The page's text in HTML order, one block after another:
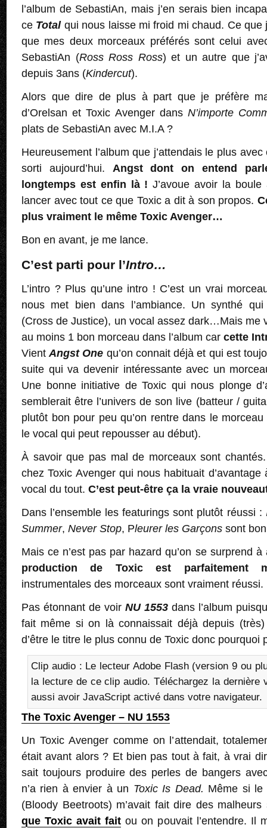
l’album de SebastiAn, mais j’en serais bien
ce Totalqui nous laisse mi froid mi chaud. Ce que
que mes deux morceaux préférés sont celui
SebastiAn (Ross Ross Ross) et un autre que
depuis 3ans (Kindercut).
Alors que dire de plus à part que je préfère
d’Orelsan et Toxic Avenger dansN’importe
plats de SebastiAn avec M.I.A ?
Heureusement l’album que j’attendais le plus
sorti aujourd’hui. Angst dont on entend
longtemps est enfin là ! J’avoue avoir la
lancer avec tout ce que Toxic a dit à son propos.
plus vraiment le même Toxic Avenger…
Bon en avant, je me lance.
C’est parti pour l’Intro…
L’intro ? Plus qu’une intro ! C’est un vrai
nous met bien dans l’ambiance. Un synthé
(Cross de Justice), un vocal assez dark…Mais me
au moins 1 bon morceau dans l’album car cette
VientAngst One qu’on connait déjà et qui est
suite qui va devenir intéressante avec un
Une bonne initiative de Toxic qui nous plonge
semblerait être l’univers de son live (batteur /
plutôt bon pour peu qu’on rentre dans le
le vocal qui peut repousser au début).
À savoir que pas mal de morceaux sont
chez Toxic Avenger qui nous habituait
vocal du tout. C’est peut-être ça la vraie
Dans l’ensemble les featurings sont plutôt réussi :
Summer, Never Stop, Pleurer les Garçons sont
Mais ce n’est pas par hazard qu’on se surprend
production de Toxic est parfaitement
instrumentales des morceaux sont vraiment réussi.
Pas étonnant de voir NU 1553 dans l’album
fait même si on là connaissait déjà depuis (très)
d’être le titre le plus connu de Toxic donc pourquoi
Clip audio : Le lecteur Adobe Flash (version 9 ou
la lecture de ce clip audio. Téléchargez la dernière
aussi avoir JavaScript activé dans votre navigateur.
The Toxic Avenger – NU 1553
Un Toxic Avenger comme on l’attendait,
était avant alors ? Et bien pas tout à fait, à vrai
sait toujours produire des perles de bangers
n’a rien à envier à un Toxic Is Dead. Même si
(Bloody Beetroots) m’avait fait dire des
que Toxic avait fait ou on pouvait l’entendre. Il